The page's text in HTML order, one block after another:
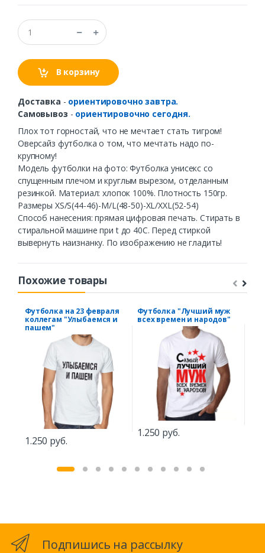
В корзину
Доставка - ориентировочно завтра.
Самовывоз - ориентировочно сегодня.
Плох тот горностай, что не мечтает стать тигром!
Оверсайз футболка о том, что мечтать надо по-
крупному!
Модель футболки на фото: Футболка унисекс со
спущенным плечом и круглым вырезом, отделанным
резинкой. Материал: хлопок 100%. Плотность 150гр.
Размеры XS/S(44-46)-M/L(48-50)-XL/XXL(52-54)
Способ нанесения: прямая цифровая печать. Стирать в
стиральной машине при t до 40С. Перед стиркой
вывернуть наизнанку. По изображению не гладить!
Похожие товары
Футболка на 23 февраля
коллегам "Улыбаемся и
пашем"
1.250 руб.
Футболка "Лучший муж
всех времен и народов"
1.250 руб.
Подпишись на рассылку